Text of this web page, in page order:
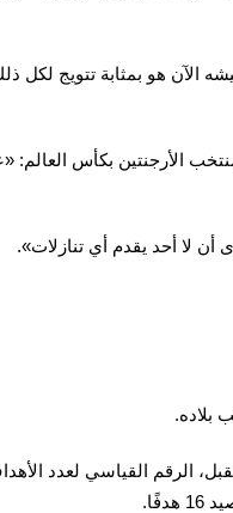
هو بمثابة تتويج لكل
الأرجنتين بكأس العالم:
أن لا أحد يقدم أي تنازلات».
سيبلغ 39 عامًا الأسبوع المقبل، الرقم